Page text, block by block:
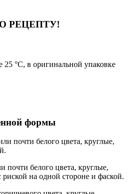
РЕЦЕПТУ!
°C, в оригинальной упаковке
формы
почти белого цвета, круглые,
почти белого цвета, круглые,
на одной стороне и фаской.